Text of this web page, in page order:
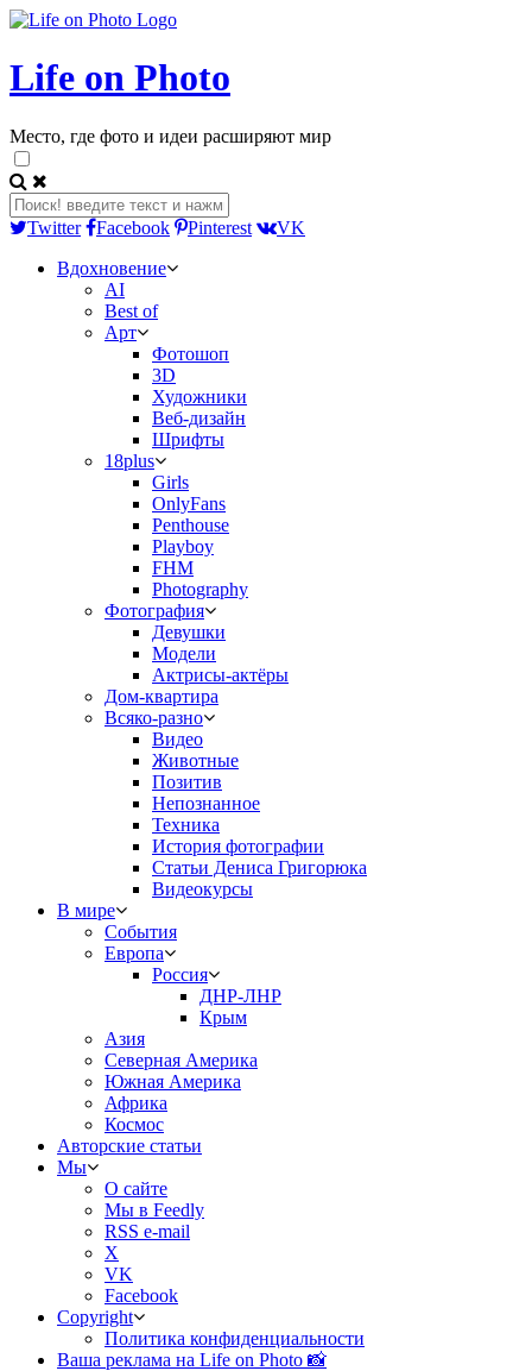
Life on Photo
Место, где фото и идеи расширяют мир
Twitter Facebook Pinterest
VK
Вдохновение
AI
Best of
Арт
Фотошоп
3D
Художники
Веб-дизайн
Шрифты
18plus
Girls
OnlyFans
Penthouse
Playboy
FHM
Photography
Фотография
Девушки
Модели
Актрисы-актёры
Дом-квартира
Всяко-разно
Видео
Животные
Позитив
Непознанное
Техника
История фотографии
Статьи Дениса Григорюка
Видеокурсы
В мире
События
Европа
Россия
ДНР-ЛНР
Крым
Азия
Северная Америка
Южная Америка
Африка
Космос
Авторские статьи
Мы
О сайте
Мы в Feedly
RSS e-mail
X
VK
Facebook
Copyright
Политика конфиденциальности
Ваша реклама на Life on Photo 📸